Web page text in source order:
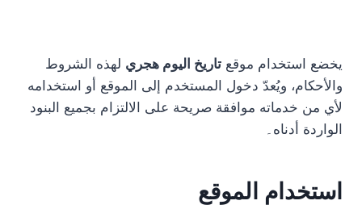
يخضع استخدام موقع تاريخ اليوم هجري لهذه الشروط
والأحكام، ويُعدّ دخول المستخدم إلى الموقع أو استخدامه
لأي من خدماته موافقة صريحة على الالتزام بجميع البنود
الواردة أدناه۔
استخدام الموقع